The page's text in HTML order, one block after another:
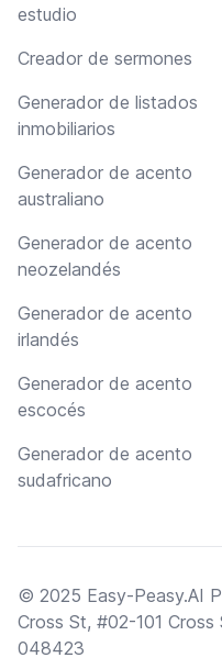
estudio
Creador de sermones
Generador de listados
inmobiliarios
Generador de acento
australiano
Generador de acento
neozelandés
Generador de acento
irlandés
Generador de acento
escocés
Generador de acento
sudafricano
© 2025 Easy-Peasy.AI
Cross St, #02-101
048423